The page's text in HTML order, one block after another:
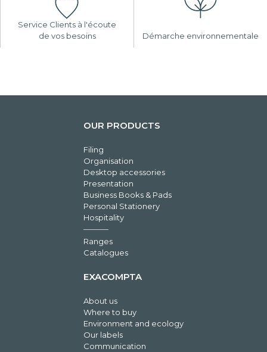
Service Clients à l'écoute
de vos besoins
Démarche environnementale
OUR PRODUCTS
Filing
Organisation
Desktop accessories
Presentation
Business Books & Pads
Personal Stationery
Hospitality
Ranges
Catalogues
EXACOMPTA
About us
Where to buy
Environment and ecology
Our labels
Communication